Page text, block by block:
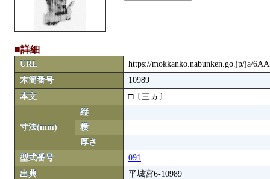
■詳細
URL
https://mokkanko.nabunken.go.jp/ja/
木簡番号
10989
本文
□〔三ヵ〕
寸法(mm)
縦
横
厚さ
型式番号
091
出典
平城宮6-10989